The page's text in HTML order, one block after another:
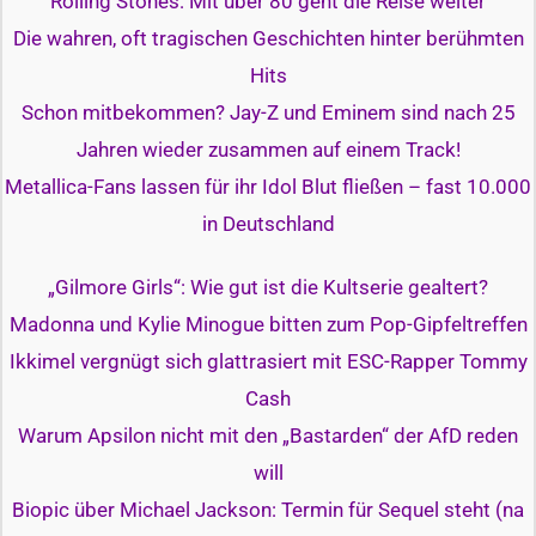
Die wahren, oft tragischen Geschichten hinter berühmten
Hits
Schon mitbekommen? Jay-Z und Eminem sind nach 25
Jahren wieder zusammen auf einem Track!
Metallica-Fans lassen für ihr Idol Blut fließen – fast 10.000
in Deutschland
„Gilmore Girls“: Wie gut ist die Kultserie gealtert?
Madonna und Kylie Minogue bitten zum Pop-Gipfeltreffen
Ikkimel vergnügt sich glattrasiert mit ESC-Rapper Tommy
Cash
Warum Apsilon nicht mit den „Bastarden“ der AfD reden
will
Biopic über Michael Jackson: Termin für Sequel steht (na